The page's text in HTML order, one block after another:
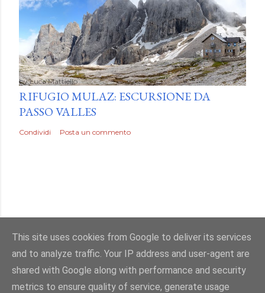
byLuca Mattiello
RIFUGIO MULAZ: ESCURSIONE DA
PASSO VALLES
Condividi Posta un commento
Powered by Blogger
Immagini dei temi diMae Burke
This site uses cookies from Google to deliver its services
and to analyze traffic. Your IP address and user-agent are
shared with Google along with performance and security
metrics to ensure quality of service, generate usage